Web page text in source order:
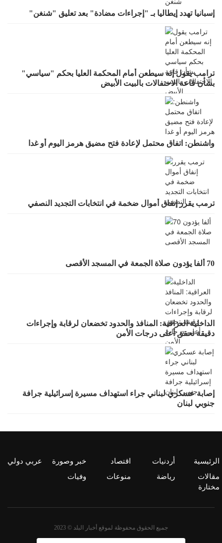
إسبانيا تهدد إيطاليا بـ "إجراءات مضادة" بعد تعليق "شنغن"
ترامب يقول إنه سيطعن أمام المحكمة العليا بحكم "سياسي"
بشأن قاعة الاحتفالات بالبيت الأبيض
واشنطن: اتفاق محتمل لإعادة فتح مضيق هرمز اليوم أو غدا
ترمب يقرر إنفاق أموال ضخمة في انتخابات التجديد النصفي
70 ألفا يؤدون صلاة الجمعة في المسجد الأقصى
الداخلية العراقية: المنافذ والحدود تخضعان لرقابة وإجراءات
دقيقة تحقق أعلى درجات الأمن
إصابة عسكري لبناني جراء استهداف مسيرة إسرائيلية جرافة
جنوبي لبنان
الرئيسية أردنيات اقتصاد خبر وصورة
عربي دولي
مقالات
مختارة
رياضة منوعات وفيات
جميع الحقوق محفوظة لموقع أخبار البلد © 2023